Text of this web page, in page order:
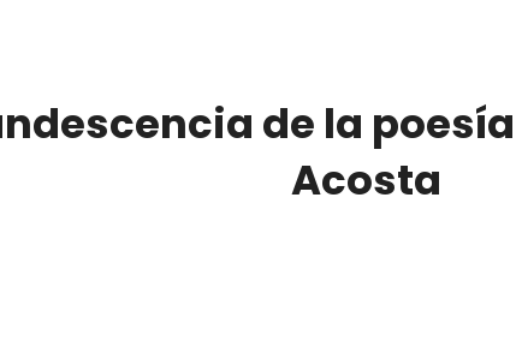
de la
Acosta